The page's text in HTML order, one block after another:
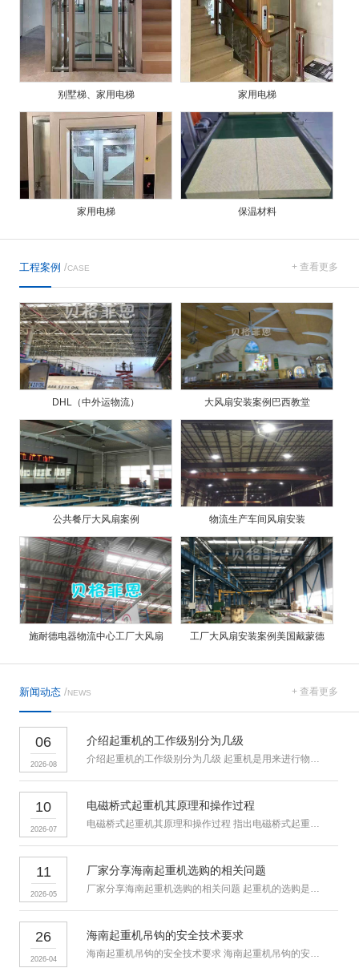
别墅梯、家用电梯 家用电梯
家用电梯 保温材料
工程案例 /CASE + 查看更多
DHL（中外运物流） 大风扇安装案例巴西教堂
公共餐厅大风扇案例 物流生产车间风扇安装
施耐德电器物流中心工厂大风扇 工厂大风扇安装案例美国戴蒙德
新闻动态 /NEWS + 查看更多
06
2026-08
介绍起重机的工作级别分为几级
介绍起重机的工作级别分为几级 起重机是用来进行物料搬运和吊装的
10
2026-07
电磁桥式起重机其原理和操作过程
电磁桥式起重机其原理和操作过程 指出电磁桥式起重机通过电磁吸盘
11
2026-05
厂家分享海南起重机选购的相关问题
厂家分享海南起重机选购的相关问题 起重机的选购是众多用户所关心
26
2026-04
海南起重机吊钩的安全技术要求
海南起重机吊钩的安全技术要求 海南起重机吊钩的安全检验人力驱动